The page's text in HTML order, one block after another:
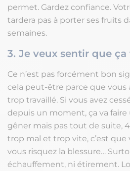
permet. Gardez confiance.
tardera pas à porter ses fruits
semaines.
3. Je veux sentir que
Ce n’est pas forcément bon
cela peut-être parce que vous
trop travaillé. Si vous avez
depuis un moment, ça va
gêner mais pas tout de suite,
trop mal et trop vite, c’est que
vous risquez la blessure…
échauffement, ni étirement.